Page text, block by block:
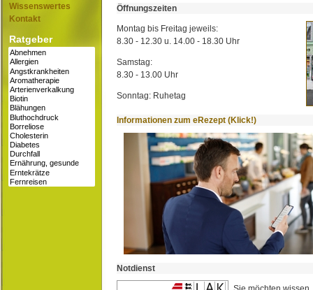
Wissenswertes
Kontakt
Ratgeber
Öffnungszeiten
Montag bis Freitag jeweils:
8.30 - 12.30 u. 14.00 - 18.30 Uhr
Samstag:
8.30 - 13.00 Uhr
Sonntag: Ruhetag
Informationen zum eRezept (Klick!)
Notdienst